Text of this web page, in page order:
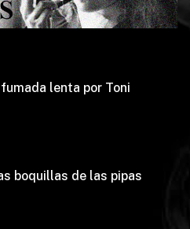
lenta por Toni
boquillas de las pipas